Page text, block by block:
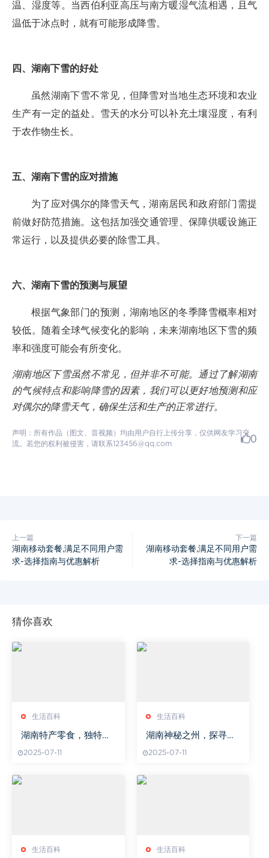
温、湿度等。当西伯利亚高压与南方暖湿气流相遇，且气
温低于冰点时，就有可能形成降雪。
四、湖南下雪的好处
虽然湖南下雪不常见，但降雪对当地生态环境和农业
生产有一定的益处。雪天的水分可以补充土壤湿度，有利
于农作物生长。
五、湖南下雪的应对措施
为了应对偶尔的降雪天气，湖南居民和政府部门需提
前做好防范措施。这包括加强交通管理、保障供暖设施正
常运行，以及提供必要的除雪工具。
六、湖南下雪的预测与展望
根据气象部门的预测，湖南地区的冬季降雪概率相对
较低。随着全球气候变化的影响，未来湖南地区下雪的频
率和强度可能会有所变化。
湖南地区下雪虽然不常见，但并非不可能。通过了解湖南
的气候特点和影响降雪的因素，我们可以更好地预测和应
对偶尔的降雪天气，确保生活和生产的正常进行。
声明：所有作品（图文、音视频）均由用户自行上传分享，仅供网友学习交
流。若您的权利被侵害，请联系123456@qq.com
0
上一篇
湖南移动套餐,满足不同用户需
求-选择指南与优惠解析
下一篇
湖南移动套餐,满足不同用户需
求-选择指南与优惠解析
猜你喜欢
生活百科
湖南特产零食，独特风
食
2025-07-11
生活百科
湖南神秘之州，探寻美
度游
2025-07-11
生活百科 生活百科